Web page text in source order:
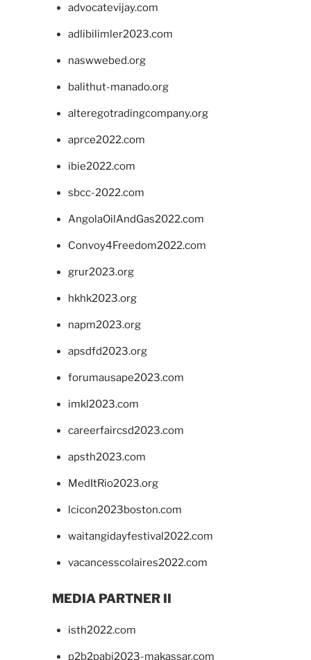
advocatevijay.com
adlibilimler2023.com
naswwebed.org
balithut-manado.org
alteregotradingcompany.org
aprce2022.com
ibie2022.com
sbcc-2022.com
AngolaOilAndGas2022.com
Convoy4Freedom2022.com
grur2023.org
hkhk2023.org
napm2023.org
apsdfd2023.org
forumausape2023.com
imkl2023.com
careerfaircsd2023.com
apsth2023.com
MedItRio2023.org
lcicon2023boston.com
waitangidayfestival2022.com
vacancesscolaires2022.com
MEDIA PARTNER II
isth2022.com
p2b2pabi2023-makassar.com